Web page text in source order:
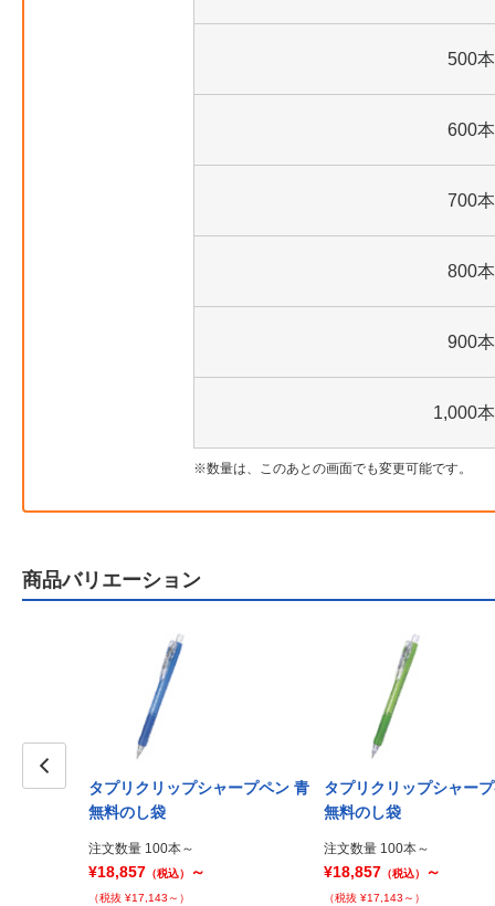
500本
600本
700本
800本
900本
1,000本
数量は、このあとの画面でも変更可能です。
商品バリエーション
プペン カ
タプリクリップシャープペン 青
無料のし袋
注文数量 100本～
¥18,857 （税込） ～
（税抜 ¥17,143～）
タプリクリップシャー
無料のし袋
注文数量 100本～
¥18,857 （税込） ～
（税抜 ¥17,143～）